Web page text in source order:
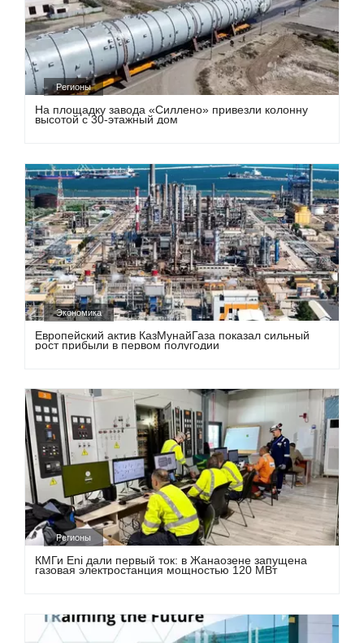
Регионы
На площадку завода «Силлено» привезли колонну
высотой с 30-этажный дом
Экономика
Европейский актив КазМунайГаза показал сильный
рост прибыли в первом полугодии
Регионы
КМГи Eni дали первый ток: в Жанаозене запущена
газовая электростанция мощностью 120 МВт